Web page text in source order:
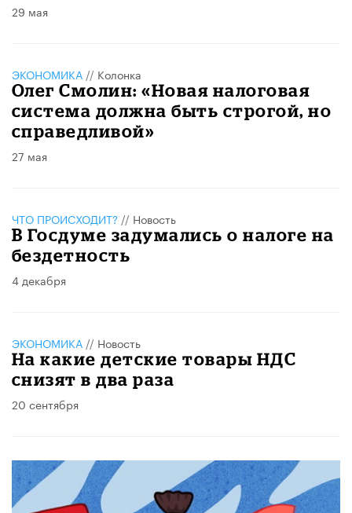
29 мая
ЭКОНОМИКА // Колонка
​Олег Смолин: «Новая налоговая
система должна быть строгой, но
справедливой»
27 мая
ЧТО ПРОИСХОДИТ? // Новость
В Госдуме задумались о налоге на
бездетность
4 декабря
ЭКОНОМИКА // Новость
На какие детские товары НДС
снизят в два раза
20 сентября